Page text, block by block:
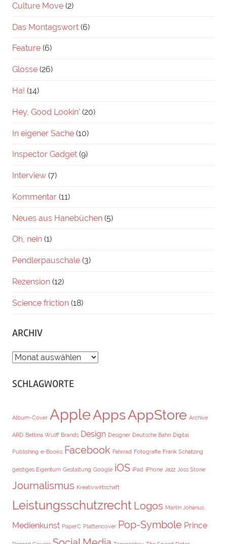
Culture Move (2)
Das Montagswort (6)
Feature (6)
Glosse (26)
Ha! (14)
Hey, Good Lookin' (20)
In eigener Sache (10)
Inspector Gadget (9)
Interview (7)
Kommentar (11)
Neues aus Hanebüchen (5)
Oh, nein (1)
Pendlerpauschale (3)
Rezension (12)
Science friction (18)
ARCHIV
ARCHIV
SCHLAGWORTE
Album-Cover AppleAppsAppStore Archive
ARD Bettina Wulff Brands Design Designer Deutsche Bahn Digital
Publishing e-Books Facebook Fahrrad Fotografie Frank Schätzing
geistiges Eigentum Gestaltung Google iOS iPad iPhone Jazz Joss Stone
Journalismus Kreativwirtschaft
Leistungsschutzrecht Logos Martin Johanus
Medienkunst PaperC Plattencover Pop-Symbole Prince